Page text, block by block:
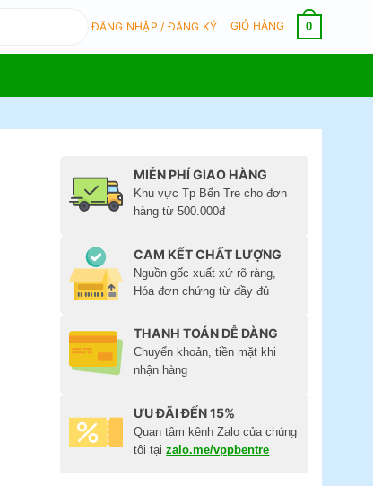
ĐĂNG NHẬP / ĐĂNG KÝ GIỎ HÀNG 0
MIỄN PHÍ GIAO HÀNG
Khu vực Tp Bến Tre cho đơn
hàng từ 500.000đ
CAM KẾT CHẤT LƯỢNG
Nguồn gốc xuất xứ rõ ràng,
Hóa đơn chứng từ đầy đủ
THANH TOÁN DỄ DÀNG
Chuyển khoản, tiền mặt khi
nhận hàng
ƯU ĐÃI ĐẾN 15%
Quan tâm kênh Zalo của chúng
tôi tạizalo.me/vppbentre